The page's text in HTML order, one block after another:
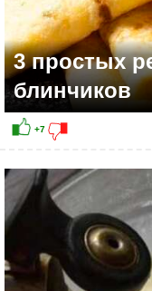
3 простых
блинчиков